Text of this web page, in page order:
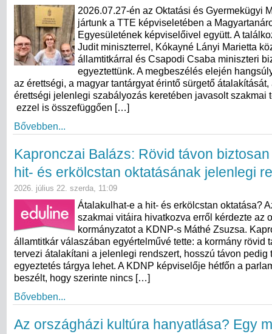
2026.07.27-én az Oktatási és Gyermekügyi
jártunk a TTE képviseletében a
Egyesületének képviselőivel együtt. A
Judit miniszterrel, Kókayné Lányi Marietta
államtitkárral és Csapodi Csaba miniszteri
egyeztettünk. A megbeszélés elején
az érettségi, a magyar tantárgyat érintő sürgető átalakítását,
érettségi jelenlegi szabályozás keretében javasolt szakmai
ezzel is összefüggően […]
Bővebben...
Kapronczai Balázs: Rövid távon
hit- és erkölcstan oktatásának jelenlegi
2026. július 22. szerda, 11:09
Átalakulhat-e a hit- és erkölcstan oktatása?
szakmai vitáira hivatkozva erről kérdezte az
kormányzatot a KDNP-s Máthé Zsuzsa.
államtitkár válaszában egyértelművé tette: a kormány rövid
tervezi átalakítani a jelenlegi rendszert, hosszú távon pedig
egyeztetés tárgya lehet. A KDNP képviselője hétfőn a
beszélt, hogy szerinte nincs […]
Bővebben...
Az országházi kultúra hanyatlása? Egy